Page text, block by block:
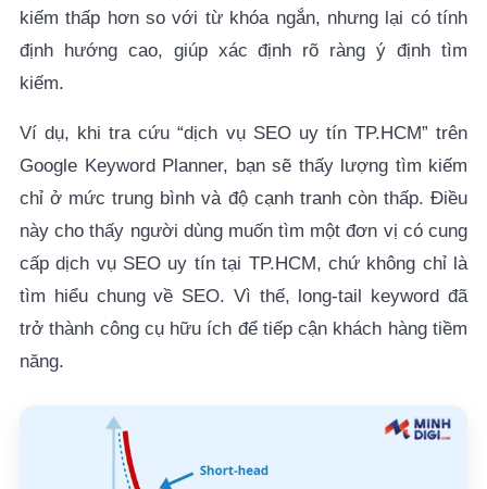
5.2. Longtail Keywords có thay đổi theo thời gian
5.3. Có thể dùng Long Tail Keyword cho quảng cáo
Google Ads không?
5.4. Bao nhiêu từ thì được coi là Long Tail
Keyword?
kiếm thấp hơn so với từ khóa ngắn, nhưng lại có tính
định hướng cao, giúp xác định rõ ràng ý định tìm
kiếm.
Ví dụ, khi tra cứu “dịch vụ SEO uy tín TP.HCM” trên
Google Keyword Planner, bạn sẽ thấy lượng tìm kiếm
chỉ ở mức trung bình và độ cạnh tranh còn thấp. Điều
này cho thấy người dùng muốn tìm một đơn vị có cung
cấp dịch vụ SEO uy tín tại TP.HCM, chứ không chỉ là
tìm hiểu chung về SEO. Vì thế, long-tail keyword đã
trở thành công cụ hữu ích để tiếp cận khách hàng tiềm
năng.